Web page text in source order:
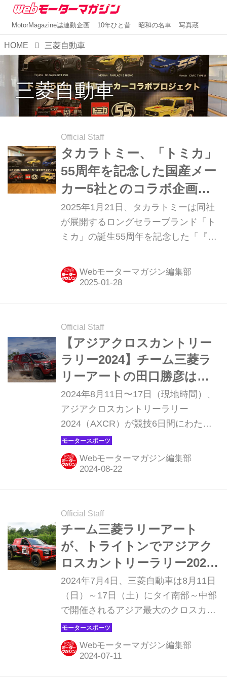
MotorMagazine誌連動企画 10年ひと昔 昭和の名車 写真蔵
HOME 三菱自動車
三菱自動車
Official Staff
タカラトミー、「トミカ」
55周年を記念した国産メー
カー5社とのコラボ企画を
実施。他にも全てのファン
が楽しめる施策を展開
2025年1月21日、タカラトミーは同社
が展開するロングセラーブランド「ト
ミカ」の誕生55周年を記念した「『ト
表した。プロジェクトは2025年2月か
ら開始され、メインユーザーであるキ
な企画を提供していく。
Webモーターマガジン編集部
Official Staff
【アジアクロスカントリー
ラリー2024】チーム三菱ラ
リーアートの田口勝彦は総
合5位、チャヤポン・ヨータ
ーは首位快走もリタイア
2024年8月11日〜17日（現地時間）、
アジアクロスカントリーラリー
2024（AXCR）が競技6日間にわたり
タイで開催され、T1仕様（市販改造ク
ラス）のトライトン4台で参戦した
「チーム三菱ラリーアート」は田口勝
快調に走行していたものの、5日目の
レグ5で無念のリタイアとなった。優
勝は7度目の挑戦で悲願を達成したト
ヨタGRタイランドのマーナ・ポーン
シリチョードだった。
Webモーターマガジン編集部
Official Staff
チーム三菱ラリーアート
が、トライトンでアジアク
ロスカントリーラリー2024
に参戦。トヨタと一騎討ち
か！？
2024年7月4日、三菱自動車は8月11日
（日）～17日（土）にタイ南部～中部
で開催されるアジア最大のクロスカン
トリーラリー「アジアクロスカントリ
ーラリー（AXCR）」に、新型トライ
トンで参戦するチーム体制を発表し
Webモーターマガジン編集部